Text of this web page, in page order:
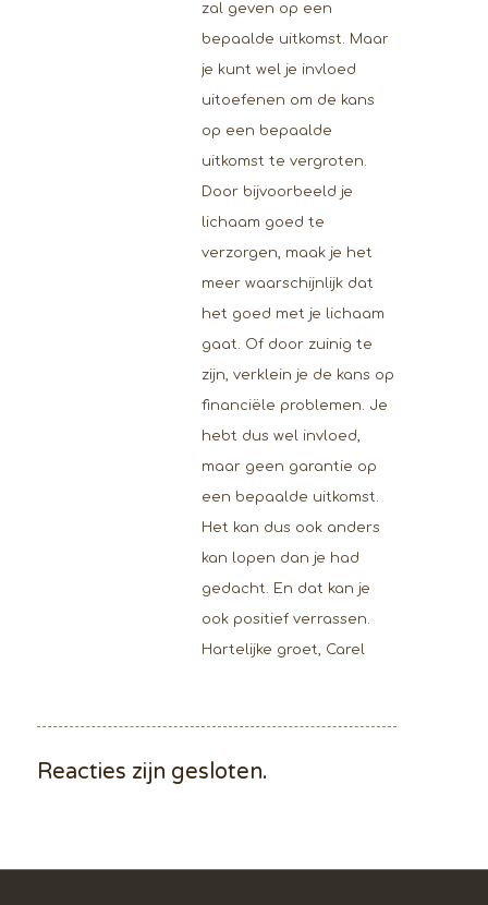
zal geven op een
bepaalde uitkomst. Maar
je kunt wel je invloed
uitoefenen om de kans
op een bepaalde
uitkomst te vergroten.
Door bijvoorbeeld je
lichaam goed te
verzorgen, maak je het
meer waarschijnlijk dat
het goed met je lichaam
gaat. Of door zuinig te
zijn, verklein je de kans op
financiële problemen. Je
hebt dus wel invloed,
maar geen garantie op
een bepaalde uitkomst.
Het kan dus ook anders
kan lopen dan je had
gedacht. En dat kan je
ook positief verrassen.
Hartelijke groet, Carel
Reacties zijn gesloten.